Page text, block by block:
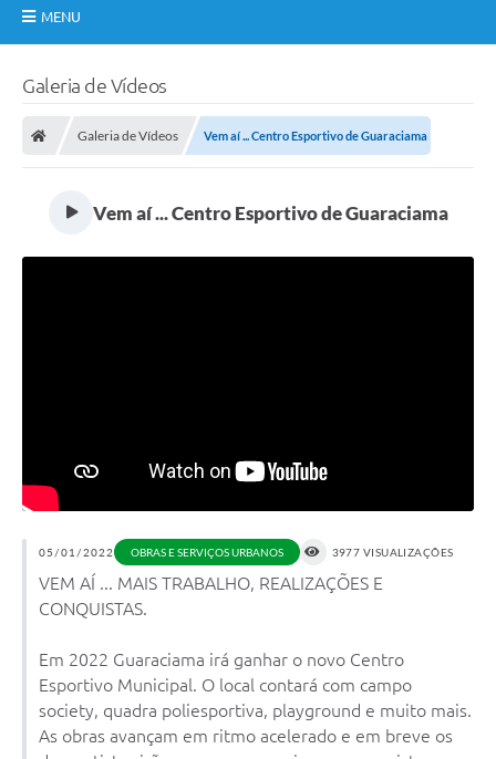
MENU
Arquivos para Download
Carta de Serviços
Turismo
Projetos
Galeria de Vídeos
Galeria de Vídeos Vem aí ... Centro Esportivo de Guaraciama
Vem aí ... Centro Esportivo de Guaraciama
05/01/2022 OBRAS E SERVIÇOS URBANOS 3977 VISUALIZAÇÕES
VEM AÍ ... MAIS TRABALHO, REALIZAÇÕES E
CONQUISTAS.
Em 2022 Guaraciama irá ganhar o novo Centro
Esportivo Municipal. O local contará com campo
society, quadra poliesportiva, playground e muito mais.
As obras avançam em ritmo acelerado e em breve os